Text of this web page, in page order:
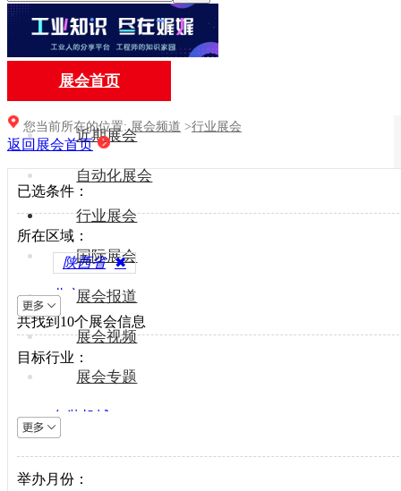
展会首页
近期展会
自动化展会
行业展会
国际展会
展会报道
展会视频
展会专题
您当前所在的位置: 展会频道 >行业展会
返回展会首页
已选条件：
陕西省 ✖
共找到10个展会信息
所在区域：
北京
上海
天津
重庆
山西
内蒙古
辽宁
目标行业：
包装机械
电梯设备
电子制造
举办月份：